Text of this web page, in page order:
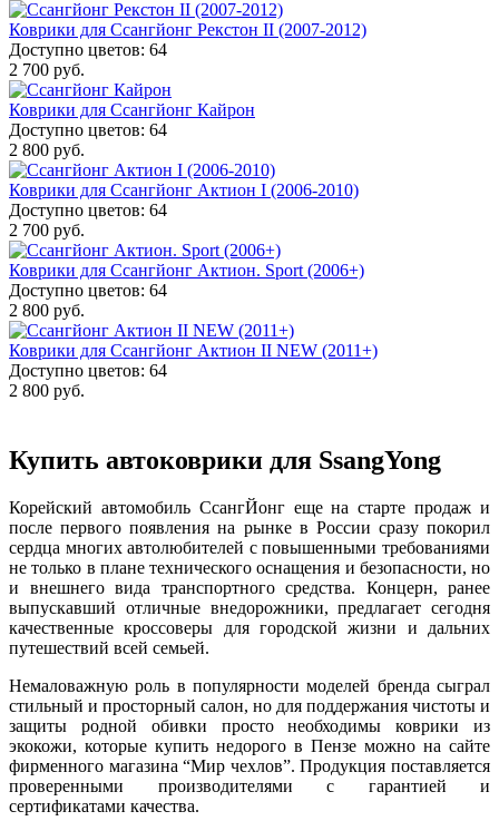
Коврики для Ссангйонг Рекстон II (2007-2012)
Доступно цветов: 64
2 700 руб.
Коврики для Ссангйонг Кайрон
Доступно цветов: 64
2 800 руб.
Коврики для Ссангйонг Актион I (2006-2010)
Доступно цветов: 64
2 700 руб.
Коврики для Ссангйонг Актион. Sport (2006+)
Доступно цветов: 64
2 800 руб.
Коврики для Ссангйонг Актион II NEW (2011+)
Доступно цветов: 64
2 800 руб.
Купить автоковрики для SsangYong
Корейский автомобиль СсангЙонг еще на старте продаж и
после первого появления на рынке в России сразу покорил
сердца многих автолюбителей с повышенными требованиями
не только в плане технического оснащения и безопасности, но
и внешнего вида транспортного средства. Концерн, ранее
выпускавший отличные внедорожники, предлагает сегодня
качественные кроссоверы для городской жизни и дальних
путешествий всей семьей.
Немаловажную роль в популярности моделей бренда сыграл
стильный и просторный салон, но для поддержания чистоты и
защиты родной обивки просто необходимы коврики из
экокожи, которые купить недорого в Пензе можно на сайте
фирменного магазина “Мир чехлов”. Продукция поставляется
проверенными производителями с гарантией и
сертификатами качества.